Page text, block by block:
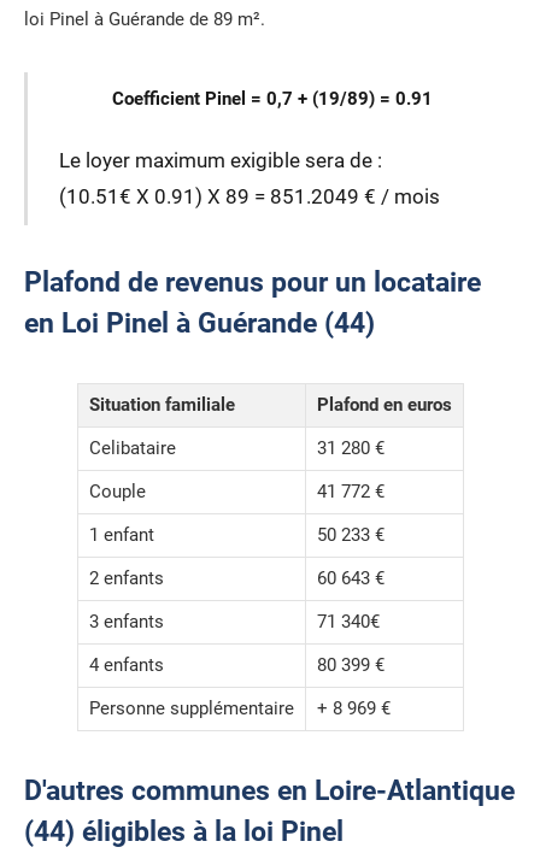
loi Pinel à Guérande de 89 m².
Coefficient Pinel = 0,7 + (19/89) = 0.91
Le loyer maximum exigible sera de :
(10.51€ X 0.91) X 89 = 851.2049 € / mois
Plafond de revenus pour un locataire
en Loi Pinel à Guérande (44)
Situation familiale
Plafond en euros
Celibataire
31 280 €
Couple
41 772 €
1 enfant
50 233 €
2 enfants
60 643 €
3 enfants
71 340€
4 enfants
80 399 €
Personne supplémentaire
+ 8 969 €
D'autres communes en Loire-Atlantique
(44) éligibles à la loi Pinel